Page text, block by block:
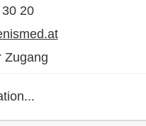
20
Zugang